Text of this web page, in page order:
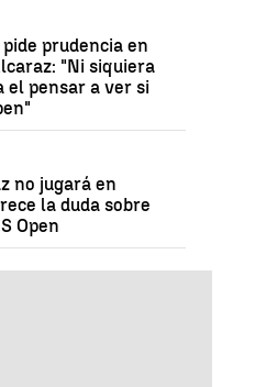
prudencia en
"Ni siquiera
el pensar a ver si
no jugará en
la duda sobre
Open